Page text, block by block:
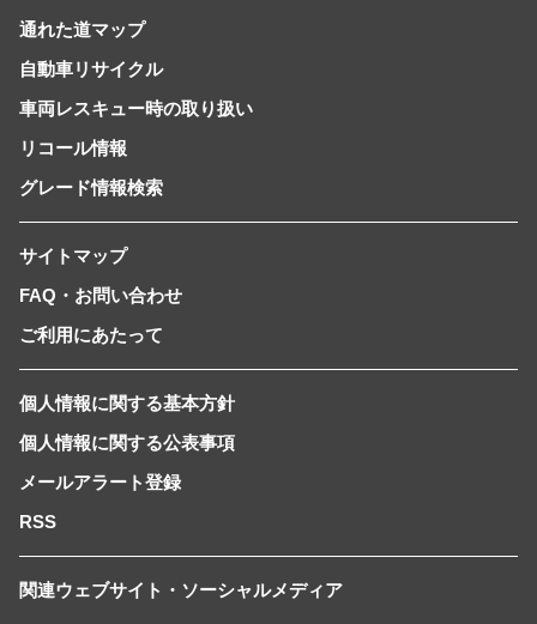
通れた道マップ
自動車リサイクル
車両レスキュー時の取り扱い
リコール情報
グレード情報検索
サイトマップ
FAQ・お問い合わせ
ご利用にあたって
個人情報に関する基本方針
個人情報に関する公表事項
メールアラート登録
RSS
関連ウェブサイト・ソーシャルメディア